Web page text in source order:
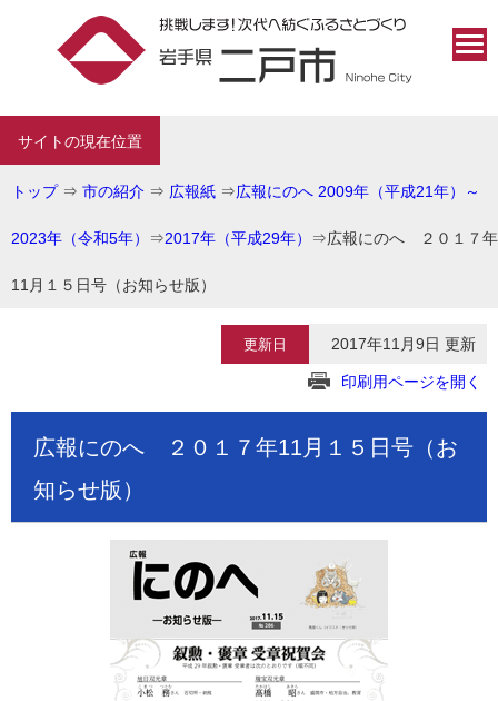
サイトの現在位置
トップ⇒ 市の紹介 ⇒ 広報紙 ⇒広報にのへ 2009年（平成21年）～
2023年（令和5年） ⇒2017年（平成29年） ⇒広報にのへ ２０１７年
11月１５日号（お知らせ版）
更新日 2017年11月9日 更新
印刷用ページを開く
広報にのへ ２０１７年11月１５日号（お
知らせ版）